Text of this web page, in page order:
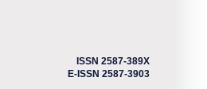
ISSN 2587-389X
E-ISSN 2587-3903